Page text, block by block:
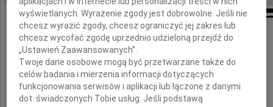
Panu Prezesowi
Tomaszowi Stasiakowi
wyświetlanych. Wyrażenie zgody jest dobrowolne. Jeśli nie
chcesz wyrazić zgody, chcesz ograniczyć jej zakres lub
chcesz wycofać zgodę uprzednio udzieloną przejdź do
„Ustawień Zaawansowanych”.
Twoje dane osobowe mogą być przetwarzane także do
celów badania i mierzenia informacji dotyczących
funkcjonowania serwisów i aplikacji lub łączone z danymi
dot. świadczonych Tobie usług. Jeśli podstawą